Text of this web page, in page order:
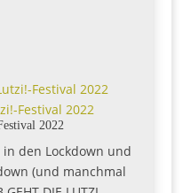
Festival 2022
2022
den Lockdown und
(und manchmal